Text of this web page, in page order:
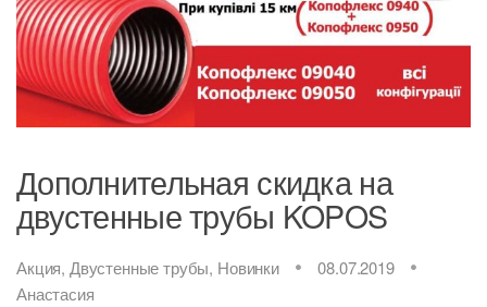
Дополнительная скидка на
двустенные трубы KOPOS
Акция, Двустенные трубы, Новинки
08.07.2019
Анастасия